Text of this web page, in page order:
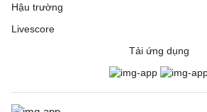
Hậu trường
Livescore
Tải ứng dụng